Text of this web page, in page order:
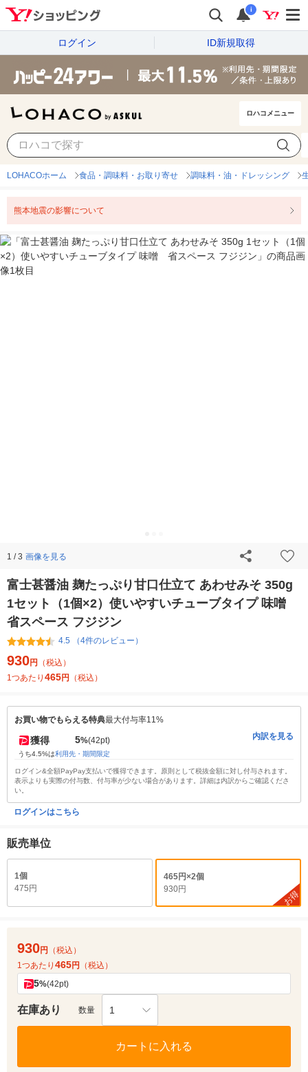
i
ログイン ID新規取得
ロハコメニュー
LOHACOホーム 食品・調味料・お取り寄せ 調味料・油・ドレッシング
熊本地震の影響について
1 / 3 画像を見る
富士甚醤油 麹たっぷり甘口仕立て あわせみそ 350g
1セット（1個×2）使いやすいチューブタイプ 味噌
省スペース フジジン
4.5 （4件のレビュー）
930円
（税込）
1つあたり 465円 （税込）
お買い物でもらえる特典最大付与率11%
獲得 5%(42pt)
うち4.5%は利用先・期間限定
内訳を見る
ログイン&全額PayPay支払いで獲得できます。原則として税抜金額に対し付与されます。
表示よりも実際の付与数、付与率が少ない場合があります。詳細は内訳からご確認くださ
い。
ログインはこちら
販売単位
1個
475円
465円×2個
930円
お得
930円
（税込）
1つあたり 465円 （税込）
5%(42pt)
在庫あり 数量 1
カートに入れる